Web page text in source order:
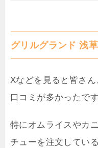
グリルグランド 浅
Xなどを見ると皆さ
口コミが多かったです
特にオムライスやカ
チューを注文してい